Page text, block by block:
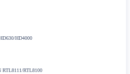
HD4000
RTL8111/RTL8100